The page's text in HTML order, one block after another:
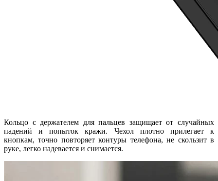
Кольцо с держателем для пальцев защищает от случайных
падений и попыток кражи. Чехол плотно прилегает к
кнопкам, точно повторяет контуры телефона, не скользит в
руке, легко надевается и снимается.